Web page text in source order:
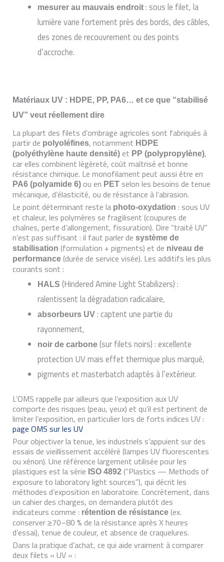
mesurer au mauvais endroit: sous le filet, la
lumière varie fortement près des bords, des câbles,
des zones de recouvrement ou des points
d’accroche.
Matériaux UV : HDPE, PP, PA6… et ce que “stabilisé
UV” veut réellement dire
La plupart des filets d’ombrage agricoles sont fabriqués à
partir de polyoléfines, notamment HDPE
(polyéthylène haute densité) et PP (polypropylène),
car elles combinent légèreté, coût maîtrisé et bonne
résistance chimique. Le monofilament peut aussi être en
PA6 (polyamide 6) ou en PET selon les besoins de tenue
mécanique, d’élasticité, ou de résistance à l’abrasion.
Le point déterminant reste la photo-oxydation : sous UV
et chaleur, les polymères se fragilisent (coupures de
chaînes, perte d’allongement, fissuration). Dire “traité UV”
n’est pas suffisant : il faut parler desystème de
stabilisation (formulation + pigments) et de niveau de
performance (durée de service visée). Les additifs les plus
courants sont :
HALS (Hindered Amine Light Stabilizers) :
ralentissent la dégradation radicalaire,
absorbeurs UV: captent une partie du
rayonnement,
noir de carbone(sur filets noirs) : excellente
protection UV mais effet thermique plus marqué,
pigments et masterbatch adaptés à l’extérieur.
L’OMS rappelle par ailleurs que l’exposition aux UV
comporte des risques (peau, yeux) et qu’il est pertinent de
limiter l’exposition, en particulier lors de forts indices UV :
page OMS sur les UV
Pour objectiver la tenue, les industriels s’appuient sur des
essais de vieillissement accéléré (lampes UV fluorescentes
ou xénon). Une référence largement utilisée pour les
plastiques est la série ISO 4892 (“Plastics — Methods of
exposure to laboratory light sources”), qui décrit les
méthodes d’exposition en laboratoire. Concrètement, dans
un cahier des charges, on demandera plutôt des
indicateurs comme : rétention de résistance (ex.
conserver ≥70–80 % de la résistance après X heures
d’essai), tenue de couleur, et absence de craquelures.
Dans la pratique d’achat, ce qui aide vraiment à comparer
deux filets « UV » :